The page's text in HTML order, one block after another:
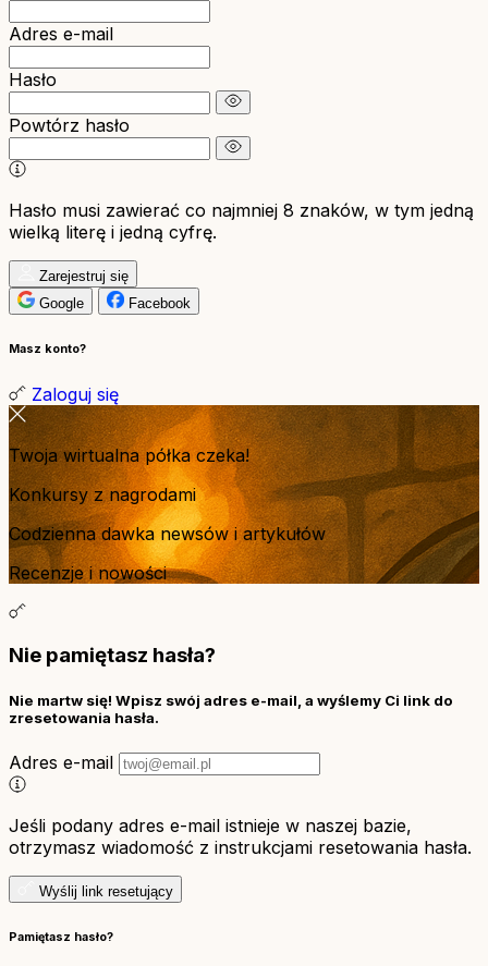
Adres e-mail
Hasło
Powtórz hasło
Hasło musi zawierać co najmniej 8 znaków, w tym jedną
wielką literę i jedną cyfrę.
Zarejestruj się
Google
Facebook
Masz konto?
Zaloguj się
Twoja wirtualna półka czeka!
Konkursy z nagrodami
Codzienna dawka newsów i artykułów
Recenzje i nowości
Nie pamiętasz hasła?
Nie martw się! Wpisz swój adres e-mail, a wyślemy Ci link do
zresetowania hasła.
Adres e-mail
Jeśli podany adres e-mail istnieje w naszej bazie,
otrzymasz wiadomość z instrukcjami resetowania hasła.
Wyślij link resetujący
Pamiętasz hasło?